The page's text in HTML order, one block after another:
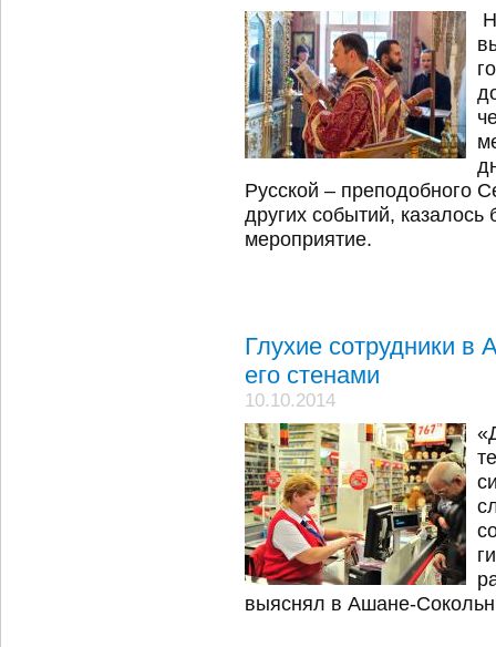
Русской – преподобного
других событий,
мероприятие.
Глухие сотрудники в
его стенами
10.10.2014
выяснял в Ашане-